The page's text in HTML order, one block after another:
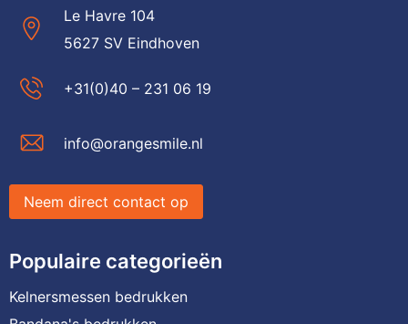
Le Havre 104
5627 SV Eindhoven
+31(0)40 – 231 06 19
info@orangesmile.nl
Neem direct contact op
Populaire categorieën
Kelnersmessen bedrukken